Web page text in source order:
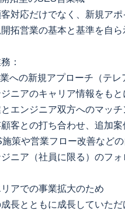
対応だけでなく、新規ア
開拓営業の基本と基準を自
：
業への新規アプローチ（テレ
ジニアのキャリア情報をも
とエンジニア双方へのマッ
顧客との打ち合わせ、追加
施策や営業フロー改善など
ジニア（社員に限る）のフォ
アでの事業拡大のため
長とともに成長していただ